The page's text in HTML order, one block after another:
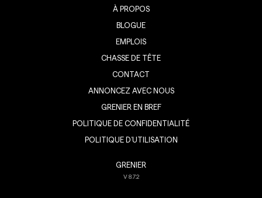
À PROPOS
BLOGUE
EMPLOIS
CHASSE DE TÊTE
CONTACT
ANNONCEZ AVEC NOUS
GRENIER EN BREF
POLITIQUE DE CONFIDENTIALITÉ
POLITIQUE D’UTILISATION
GRENIER
V8.7.2